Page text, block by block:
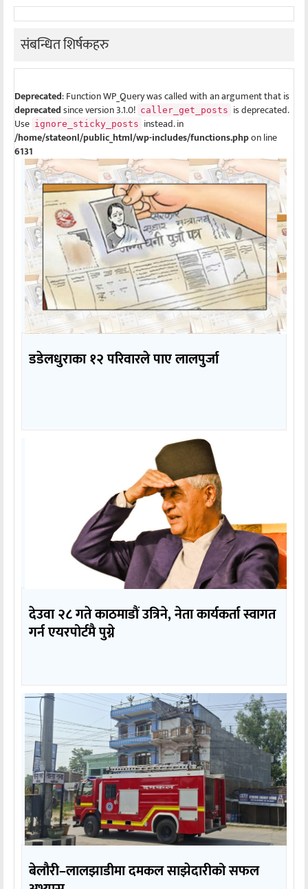
संबन्धित शिर्षकहरु
Deprecated: Function WP_Query was called with an argument that is
deprecatedsince version 3.1.0! caller_get_posts is deprecated.
Use ignore_sticky_posts instead. in
/home/stateonl/public_html/wp-includes/functions.phpon line
6131
डडेलधुराका १२ परिवारले पाए लालपुर्जा
देउवा २८ गते काठमाडौं उत्रिने, नेता कार्यकर्ता स्वागत
गर्न एयरपोर्टमै पुग्ने
बेलौरी–लालझाडीमा दमकल साझेदारीको सफल